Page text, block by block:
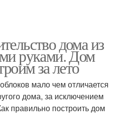
дома из
руками. Дом
за лето
мало чем отличается
дома, за исключением
правильно построить дом